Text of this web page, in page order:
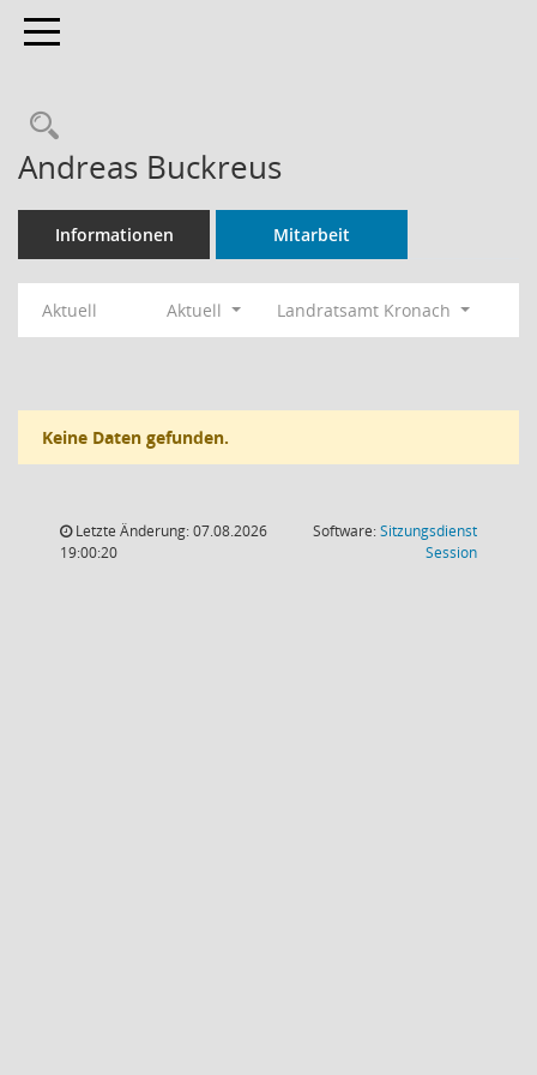
Toggle navigation
Rechercheauswahl
Andreas Buckreus
Informationen Mitarbeit
Aktuell Aktuell Landratsamt Kronach
Keine Daten gefunden.
Letzte Änderung: 07.08.2026
19:00:20
Software:Sitzungsdienst
Session(Wird in